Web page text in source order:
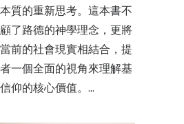
質的重新思考。這本書不
了路德的神學理念，更將
前的社會現實相結合，提
一個全面的視角來理解基
仰的核心價值。…